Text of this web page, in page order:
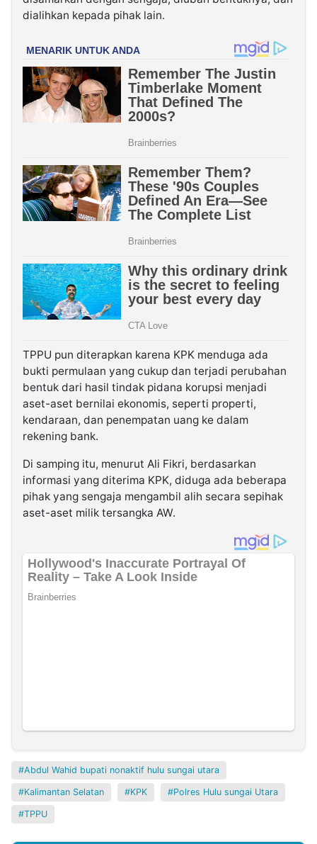
dialihkan kepada pihak lain.
TPPU pun diterapkan karena KPK menduga ada
bukti permulaan yang cukup dan terjadi perubahan
bentuk dari hasil tindak pidana korupsi menjadi
aset-aset bernilai ekonomis, seperti properti,
kendaraan, dan penempatan uang ke dalam
rekening bank.
Di samping itu, menurut Ali Fikri, berdasarkan
informasi yang diterima KPK, diduga ada beberapa
pihak yang sengaja mengambil alih secara sepihak
aset-aset milik tersangka AW.
Abdul Wahid bupati nonaktif hulu sungai utara
Kalimantan Selatan KPK Polres Hulu sungai Utara
TPPU